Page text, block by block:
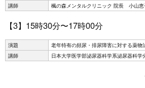
講師
楓の森メンタルクリニック 院長 小山恵
【3】15時30分〜17時00分
演題
老年特有の頻尿・排尿障害に対する薬物
講師
日本大学医学部泌尿器科学系泌尿器科